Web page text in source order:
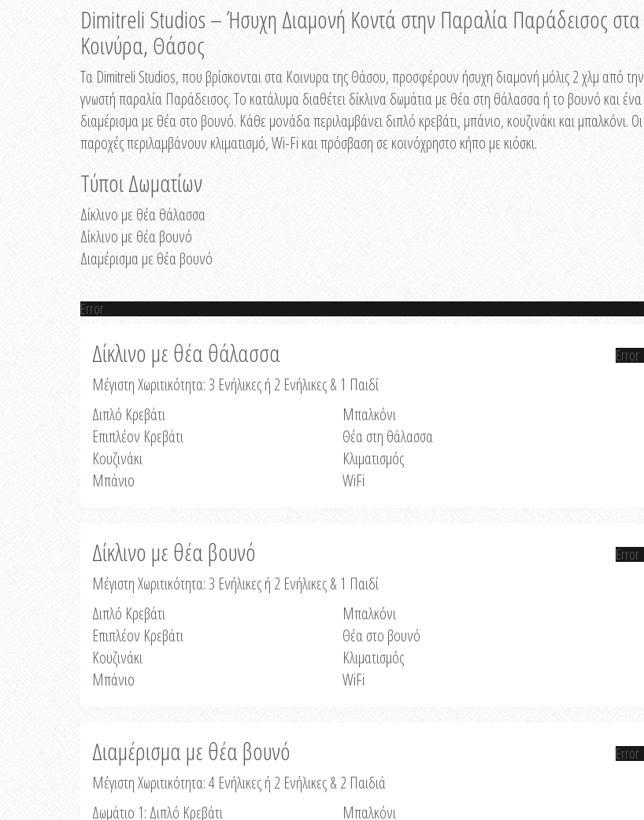
Dimitreli Studios – Ήσυχη Διαμονή Κοντά στην Παραλία Παράδεισος στα
Κοινύρα, Θάσος
Τα Dimitreli Studios, που βρίσκονται στα Κοινυρα της Θάσου, προσφέρουν ήσυχη διαμονή μόλις 2 χλμ από την
γνωστή παραλία Παράδεισος. Το κατάλυμα διαθέτει δίκλινα δωμάτια με θέα στη θάλασσα ή το βουνό και ένα
διαμέρισμα με θέα στο βουνό. Κάθε μονάδα περιλαμβάνει διπλό κρεβάτι, μπάνιο, κουζινάκι και μπαλκόνι. Οι
παροχές περιλαμβάνουν κλιματισμό, Wi-Fi και πρόσβαση σε κοινόχρηστο κήπο με κιόσκι.
Τύποι Δωματίων
Δίκλινο με θέα θάλασσα
Δίκλινο με θέα βουνό
Διαμέρισμα με θέα βουνό
Error
Δίκλινο με θέα θάλασσα
Μέγιστη Χωριτικότητα: 3 Ενήλικες ή 2 Ενήλικες & 1 Παιδί
Διπλό Κρεβάτι
Επιπλέον Κρεβάτι
Κουζινάκι
Μπάνιο
Μπαλκόνι
Θέα στη θάλασσα
Κλιματισμός
WiFi
Error
Δίκλινο με θέα βουνό
Μέγιστη Χωριτικότητα: 3 Ενήλικες ή 2 Ενήλικες & 1 Παιδί
Διπλό Κρεβάτι
Επιπλέον Κρεβάτι
Κουζινάκι
Μπάνιο
Μπαλκόνι
Θέα στο βουνό
Κλιματισμός
WiFi
Error
Διαμέρισμα με θέα βουνό
Μέγιστη Χωριτικότητα: 4 Ενήλικες ή 2 Ενήλικες & 2 Παιδιά
Δωμάτιο 1: Διπλό Κρεβάτι
Μπαλκόνι
Error